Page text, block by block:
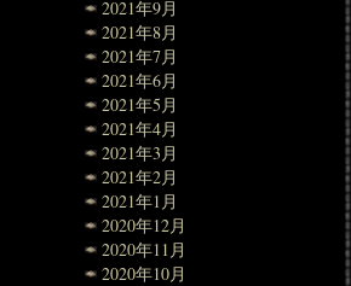
2021年9月
2021年8月
2021年7月
2021年6月
2021年5月
2021年4月
2021年3月
2021年2月
2021年1月
2020年12月
2020年11月
2020年10月